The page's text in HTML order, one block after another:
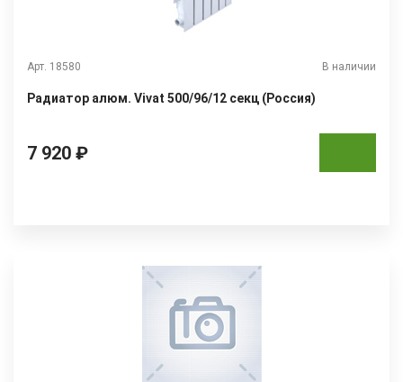
Арт. 18580 В наличии
Радиатор алюм. Vivat 500/96/12 секц (Россия)
7 920 ₽